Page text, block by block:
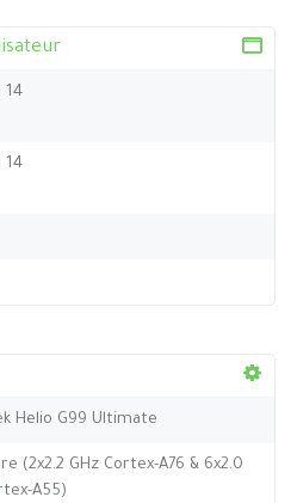
14
14
Helio G99 Ultimate
(2x2.2 GHz Cortex-A76 & 6x2.0
A55)